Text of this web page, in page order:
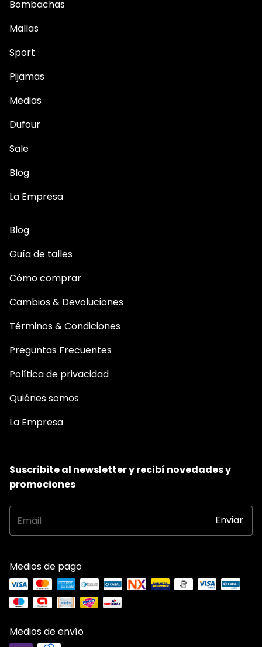
Bombachas
Mallas
Sport
Pijamas
Medias
Dufour
Sale
Blog
La Empresa
Blog
Guía de talles
Cómo comprar
Cambios & Devoluciones
Términos & Condiciones
Preguntas Frecuentes
Política de privacidad
Quiénes somos
La Empresa
Suscribite al newsletter y recibí novedades y
promociones
Medios de pago
Medios de envío